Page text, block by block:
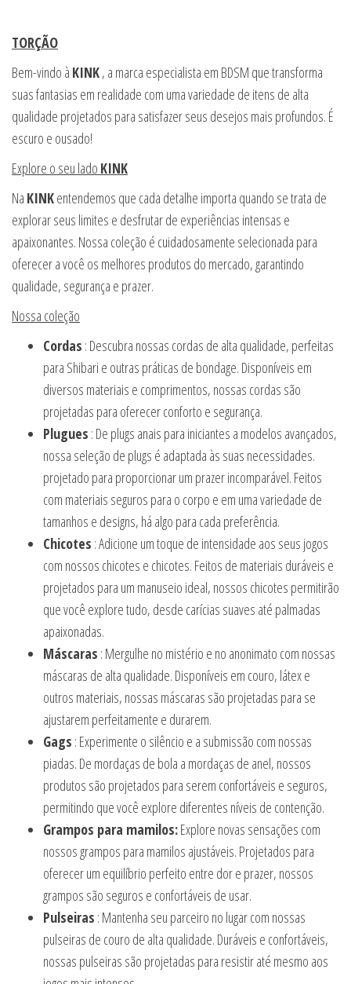
TORÇÃO
Bem-vindo à KINK, a marca especialista em BDSM que transforma
suas fantasias em realidade com uma variedade de itens de alta
qualidade projetados para satisfazer seus desejos mais profundos. É
escuro e ousado!
Explore o seu lado KINK
Na KINKentendemos que cada detalhe importa quando se trata de
explorar seus limites e desfrutar de experiências intensas e
apaixonantes. Nossa coleção é cuidadosamente selecionada para
oferecer a você os melhores produtos do mercado, garantindo
qualidade, segurança e prazer.
Nossa coleção
Cordas : Descubra nossas cordas de alta qualidade, perfeitas
para Shibari e outras práticas de bondage. Disponíveis em
diversos materiais e comprimentos, nossas cordas são
projetadas para oferecer conforto e segurança.
Plugues : De plugs anais para iniciantes a modelos avançados,
nossa seleção de plugs é adaptada às suas necessidades.
projetado para proporcionar um prazer incomparável. Feitos
com materiais seguros para o corpo e em uma variedade de
tamanhos e designs, há algo para cada preferência.
Chicotes : Adicione um toque de intensidade aos seus jogos
com nossos chicotes e chicotes. Feitos de materiais duráveis e
projetados para um manuseio ideal, nossos chicotes permitirão
que você explore tudo, desde carícias suaves até palmadas
apaixonadas.
Máscaras : Mergulhe no mistério e no anonimato com nossas
máscaras de alta qualidade. Disponíveis em couro, látex e
outros materiais, nossas máscaras são projetadas para se
ajustarem perfeitamente e durarem.
Gags : Experimente o silêncio e a submissão com nossas
piadas. De mordaças de bola a mordaças de anel, nossos
produtos são projetados para serem confortáveis e seguros,
permitindo que você explore diferentes níveis de contenção.
Grampos para mamilos:Explore novas sensações com
nossos grampos para mamilos ajustáveis. Projetados para
oferecer um equilíbrio perfeito entre dor e prazer, nossos
grampos são seguros e confortáveis de usar.
Pulseiras : Mantenha seu parceiro no lugar com nossas
pulseiras de couro de alta qualidade. Duráveis e confortáveis,
nossas pulseiras são projetadas para resistir até mesmo aos